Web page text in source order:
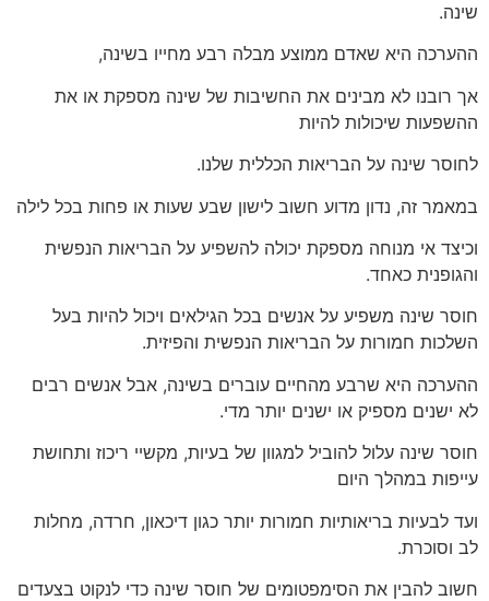
שינה.
ההערכה היא שאדם ממוצע מבלה רבע מחייו בשינה,
אך רובנו לא מבינים את החשיבות של שינה מספקת או את
ההשפעות שיכולות להיות
לחוסר שינה על הבריאות הכללית שלנו.
במאמר זה, נדון מדוע חשוב לישון שבע שעות או פחות בכל לילה
וכיצד אי מנוחה מספקת יכולה להשפיע על הבריאות הנפשית
והגופנית כאחד.
חוסר שינה משפיע על אנשים בכל הגילאים ויכול להיות בעל
השלכות חמורות על הבריאות הנפשית והפיזית.
ההערכה היא שרבע מהחיים עוברים בשינה, אבל אנשים רבים
לא ישנים מספיק או ישנים יותר מדי.
חוסר שינה עלול להוביל למגוון של בעיות, מקשיי ריכוז ותחושת
עייפות במהלך היום
ועד לבעיות בריאותיות חמורות יותר כגון דיכאון, חרדה, מחלות
לב וסוכרת.
חשוב להבין את הסימפטומים של חוסר שינה כדי לנקוט בצעדים